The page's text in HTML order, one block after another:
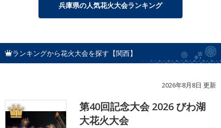
兵庫県の人気花火大会ランキング
ランキングから花火大会を探す【関西】
2026年8月8日 更新
1
第40回記念大会 2026 びわ湖
大花火大会